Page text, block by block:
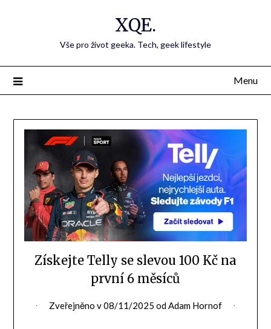
XQE.
Vše pro život geeka. Tech, geek lifestyle
Menu
Získejte Telly se slevou 100 Kč na
první 6 měsíců
Zveřejněno v08/11/2025 od Adam Hornof